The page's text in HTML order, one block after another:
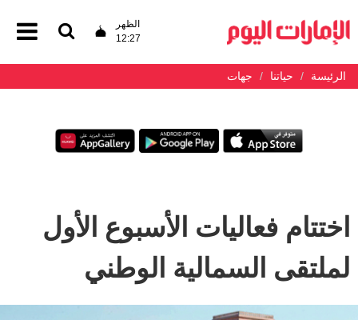
الظهر
12:27
الرئيسة حياتنا جهات
اختتام فعاليات الأسبوع الأول
لملتقى السمالية الوطني